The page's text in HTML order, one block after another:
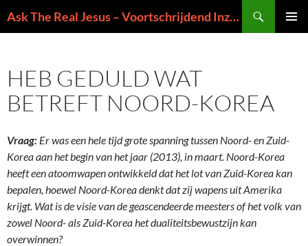
naar
Ask The Real Jesus – Voortschrijdend Inzicht in de Zin van het Leven
HEB GEDULD WAT
BETREFT NOORD-KOREA
Vraag: Er was een hele tijd grote spanning tussen Noord- en Zuid-
Korea aan het begin van het jaar (2013), in maart. Noord-Korea
heeft een atoomwapen ontwikkeld dat het lot van Zuid-Korea kan
bepalen, hoewel Noord-Korea denkt dat zij wapens uit Amerika
krijgt. Wat is de visie van de geascendeerde meesters of het volk van
zowel Noord- als Zuid-Korea het dualiteitsbewustzijn kan
overwinnen?